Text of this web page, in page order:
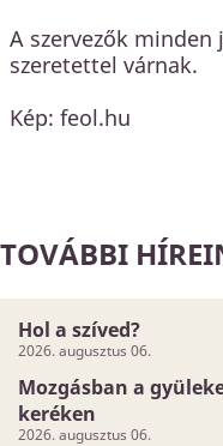
A szervezők
szeretettel várnak.
Kép: feol.hu
TOVÁBBI
Hol a szíved?
2026. augusztus 06.
Mozgásban a
keréken
2026. augusztus 06.